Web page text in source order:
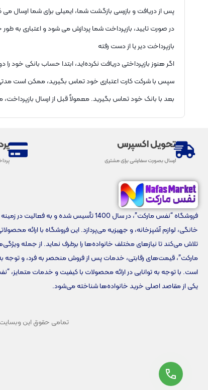
پس از دریافت و بازرسی بازگشت شما، ایمیلی برای شما ارسال
در صورت تایید، بازپرداخت شما پردازش می شود و اعتباری به
بازپرداخت دیر یا از دست رفته
اگر هنوز بازپرداختی دریافت نکرده‌اید، ابتدا حساب بانکی خود را
سپس با شرکت کارت اعتباری خود تماس بگیرید، ممکن است
بعد با بانک خود تماس بگیرید. معمولاً قبل از ارسال
تحویل اکسپرس
ارسال بصورت سفارشی برای مشتری
فروشگاه “نفس مارکت”، در سال 1400 تأسیس شده و به
خانگی، لوازم آشپزخانه، و جهیزیه می‌پردازد. این فروشگاه با ارائه
تلاش می‌کند تا نیازهای مختلف خانواده‌ها را برطرف نماید. از جمله
مارکت”، قیمت‌های رقابتی، خدمات پس از فروش منحصر به فرد، و توجه
است. با توجه به توانایی در ارائه محصولات با کیفیت و خدمات متمایز،
یکی از مقاصد اصلی خرید خانواده‌ها شناخته می‌شود.
تمامی حقوق این وبسایت